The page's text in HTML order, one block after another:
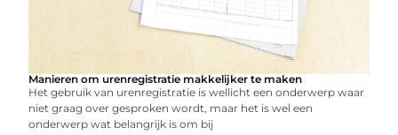
Manieren om urenregistratie makkelijker te maken
Het gebruik van urenregistratie is wellicht een onderwerp waar
niet graag over gesproken wordt, maar het is wel een
onderwerp wat belangrijk is om bij